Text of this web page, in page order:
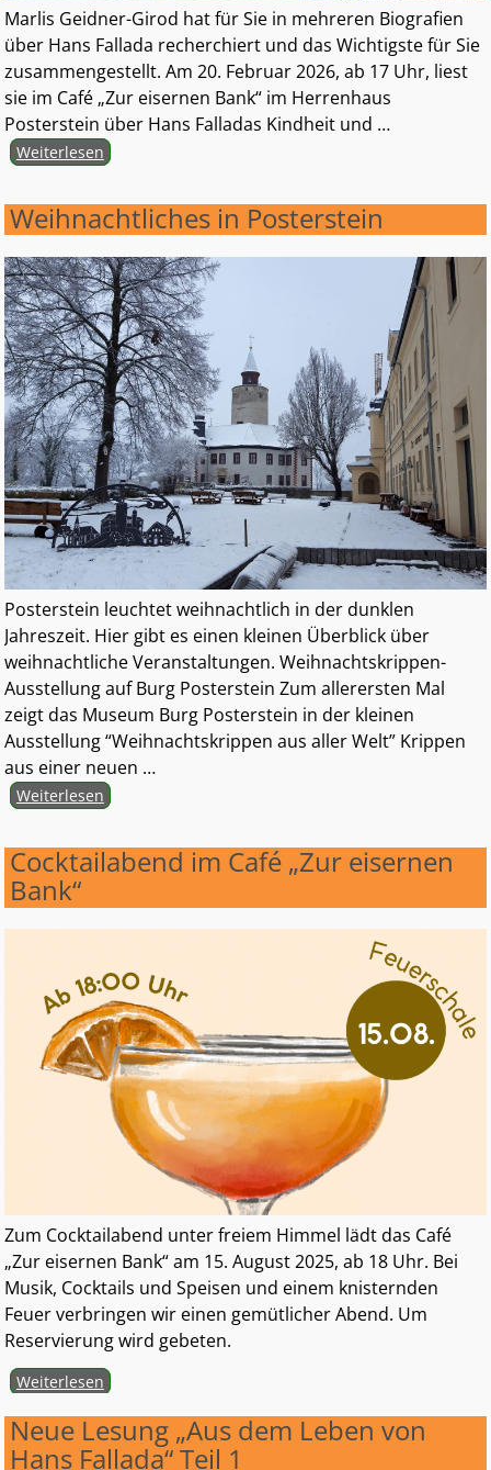
Marlis Geidner-Girod hat für Sie in mehreren Biografien
über Hans Fallada recherchiert und das Wichtigste für Sie
zusammengestellt. Am 20. Februar 2026, ab 17 Uhr, liest
sie im Café „Zur eisernen Bank“ im Herrenhaus
Posterstein über Hans Falladas Kindheit und …
Weiterlesen
Weihnachtliches in Posterstein
Posterstein leuchtet weihnachtlich in der dunklen
Jahreszeit. Hier gibt es einen kleinen Überblick über
weihnachtliche Veranstaltungen. Weihnachtskrippen-
Ausstellung auf Burg Posterstein Zum allerersten Mal
zeigt das Museum Burg Posterstein in der kleinen
Ausstellung “Weihnachtskrippen aus aller Welt” Krippen
aus einer neuen …
Weiterlesen
Cocktailabend im Café „Zur eisernen
Bank“
Zum Cocktailabend unter freiem Himmel lädt das Café
„Zur eisernen Bank“ am 15. August 2025, ab 18 Uhr. Bei
Musik, Cocktails und Speisen und einem knisternden
Feuer verbringen wir einen gemütlicher Abend. Um
Reservierung wird gebeten.
Weiterlesen
Neue Lesung „Aus dem Leben von
Hans Fallada“ Teil 1